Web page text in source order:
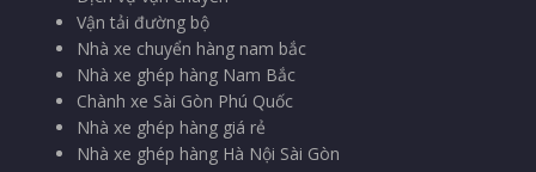
Vận tải đường bộ
Nhà xe chuyển hàng nam bắc
Nhà xe ghép hàng Nam Bắc
Chành xe Sài Gòn Phú Quốc
Nhà xe ghép hàng giá rẻ
Nhà xe ghép hàng Hà Nội Sài Gòn